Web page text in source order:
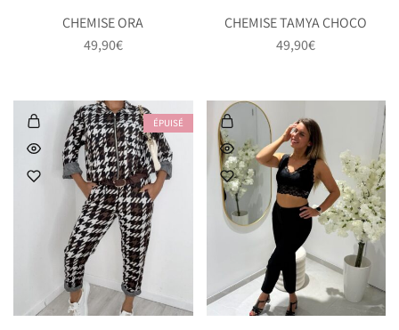
CHEMISE ORA
49,90€
CHEMISE TAMYA CHOCO
49,90€
ÉPUISÉ